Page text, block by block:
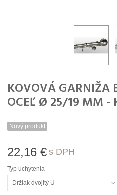
KOVOVÁ GARNIŽA
OCEĽ Ø 25/19 MM -
Nový produkt
22,16 € s DPH
Typ uchytenia
Držiak dvojitý U